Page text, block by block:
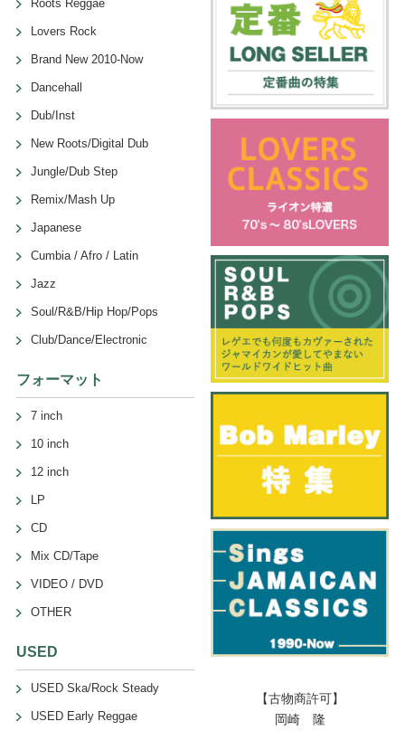
Roots Reggae
Lovers Rock
Brand New 2010-Now
Dancehall
Dub/Inst
New Roots/Digital Dub
Jungle/Dub Step
Remix/Mash Up
Japanese
Cumbia / Afro / Latin
Jazz
Soul/R&B/Hip Hop/Pops
Club/Dance/Electronic
フォーマット
7 inch
10 inch
12 inch
LP
CD
Mix CD/Tape
VIDEO / DVD
OTHER
USED
USED Ska/Rock Steady
USED Early Reggae
【古物商許可】
岡崎 隆